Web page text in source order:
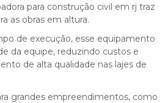
para construção civil em rj traz
as obras em altura.
de execução, esse equipamento
da equipe, reduzindo custos e
de alta qualidade nas lajes de
grandes empreendimentos, como